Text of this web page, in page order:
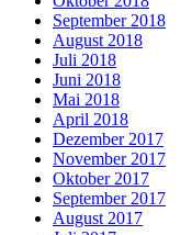
September 2018
August 2018
Juli 2018
Juni 2018
Mai 2018
April 2018
Dezember 2017
November 2017
Oktober 2017
September 2017
August 2017